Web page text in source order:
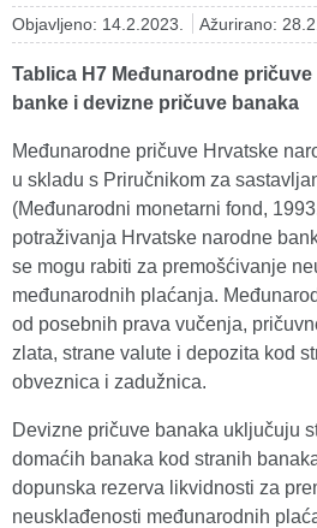
Objavljeno: 14.2.2023. Ažurirano:
Tablica H7 Međunarodne
banke i devizne pričuve banaka
Međunarodne pričuve Hrvatske
u skladu s Priručnikom za
(Međunarodni monetarni fond,
potraživanja Hrvatske narodne
se mogu rabiti za premošćivanje
međunarodnih plaćanja.
od posebnih prava vučenja,
zlata, strane valute i depozita kod
obveznica i zadužnica.
Devizne pričuve banaka uključuju
domaćih banaka kod stranih
dopunska rezerva likvidnosti za
neusklađenosti međunarodnih